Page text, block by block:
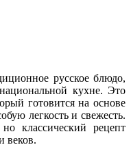
русское блюдо,
кухне. Это
готовится на основе
легкость и свежесть.
классический рецепт
веков.